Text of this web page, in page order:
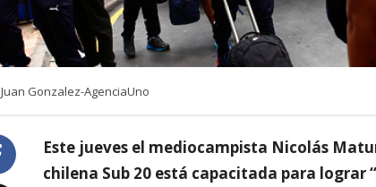
Juan Gonzalez-AgenciaUno
Este jueves el mediocampista Nicolás
chilena Sub 20 está capacitada para lograr